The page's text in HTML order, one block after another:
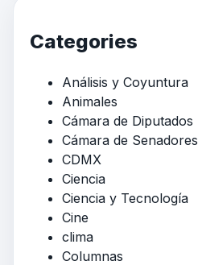
Categories
Análisis y Coyuntura
Animales
Cámara de Diputados
Cámara de Senadores
CDMX
Ciencia
Ciencia y Tecnología
Cine
clima
Columnas